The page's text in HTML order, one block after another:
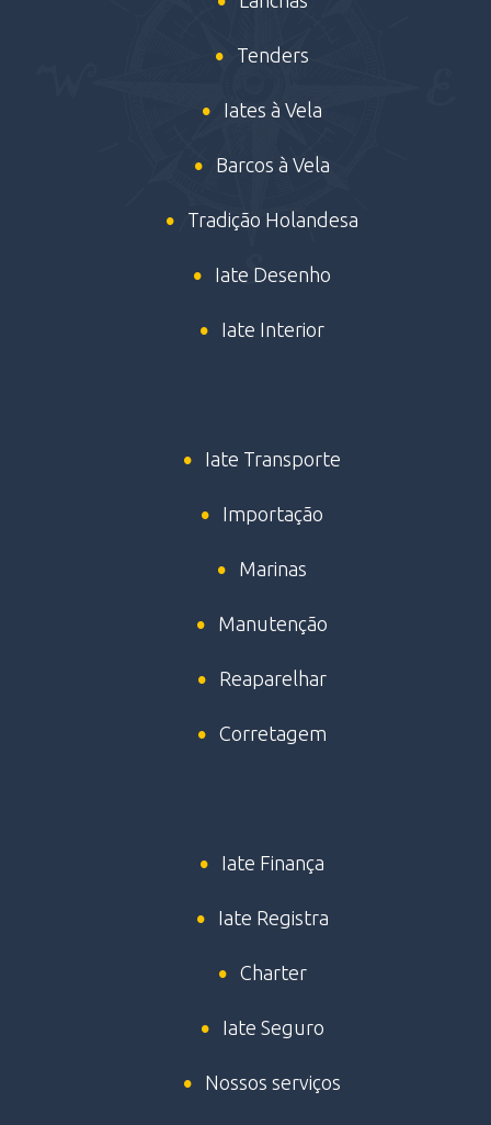
Tenders
Iates à Vela
Barcos à Vela
Tradição Holandesa
Iate Desenho
Iate Interior
Iate Transporte
Importação
Marinas
Manutenção
Reaparelhar
Corretagem
Iate Finança
Iate Registra
Charter
Iate Seguro
Nossos serviços